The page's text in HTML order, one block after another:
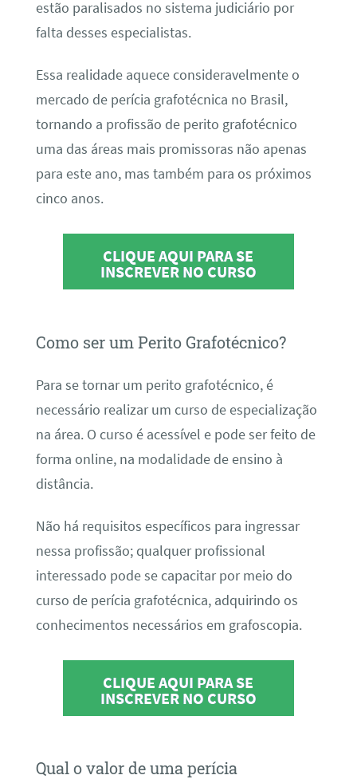
estão paralisados no sistema judiciário por
falta desses especialistas.
Essa realidade aquece consideravelmente o
mercado de perícia grafotécnica no Brasil,
tornando a profissão de perito grafotécnico
uma das áreas mais promissoras não apenas
para este ano, mas também para os próximos
cinco anos.
CLIQUE AQUI PARA SE
INSCREVER NO CURSO
Como ser um Perito Grafotécnico?
Para se tornar um perito grafotécnico, é
necessário realizar um curso de especialização
na área. O curso é acessível e pode ser feito de
forma online, na modalidade de ensino à
distância.
Não há requisitos específicos para ingressar
nessa profissão; qualquer profissional
interessado pode se capacitar por meio do
curso de perícia grafotécnica, adquirindo os
conhecimentos necessários em grafoscopia.
CLIQUE AQUI PARA SE
INSCREVER NO CURSO
Qual o valor de uma perícia